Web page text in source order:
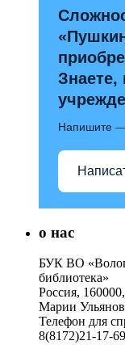
Знаете,
Напишите
о нас
БУК ВО
библиотека»
Россия,
Марии
Телефон для
8(8172)21-17-69